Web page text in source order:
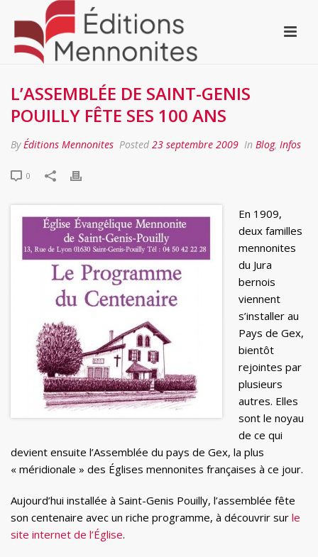
L’ASSEMBLÉE DE SAINT-GENIS
POUILLY FÊTE SES 100 ANS
ByÉditions Mennonites Posted 23 septembre 2009 In Blog, Infos
0
En 1909,
deux familles
mennonites
du Jura
bernois
viennent
s’installer au
Pays de Gex,
bientôt
rejointes par
plusieurs
autres. Elles
sont le noyau
de ce qui
devient ensuite l’Assemblée du pays de Gex, la plus
« méridionale » des Églises mennonites françaises à ce jour.
Aujourd’hui installée à Saint-Genis Pouilly, l’assemblée fête
son centenaire avec un riche programme, à découvrir sur le
site internet de l’Église.